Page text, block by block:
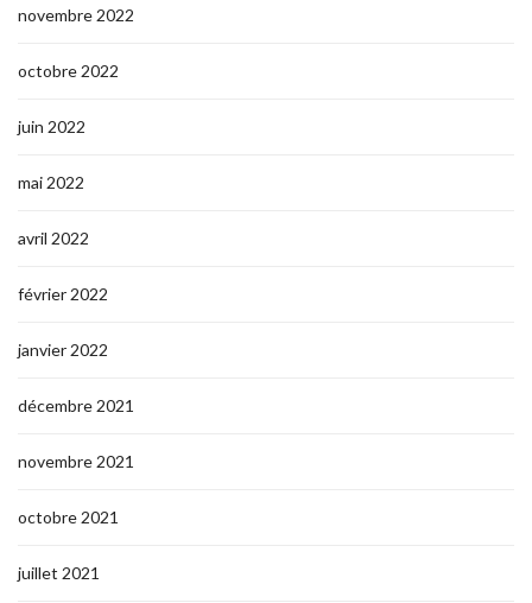
novembre 2022
octobre 2022
juin 2022
mai 2022
avril 2022
février 2022
janvier 2022
décembre 2021
novembre 2021
octobre 2021
juillet 2021